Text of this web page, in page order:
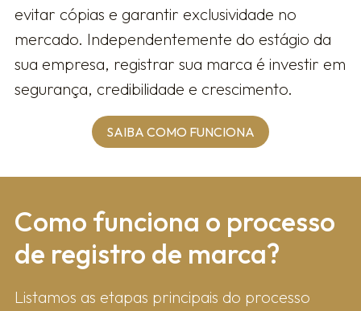
evitar cópias e garantir exclusividade no
mercado. Independentemente do estágio da
sua empresa, registrar sua marca é investir em
segurança, credibilidade e crescimento.
SAIBA COMO FUNCIONA
Como fun​ciona o processo
de registro de marca?
Listamos as etapas principais do processo